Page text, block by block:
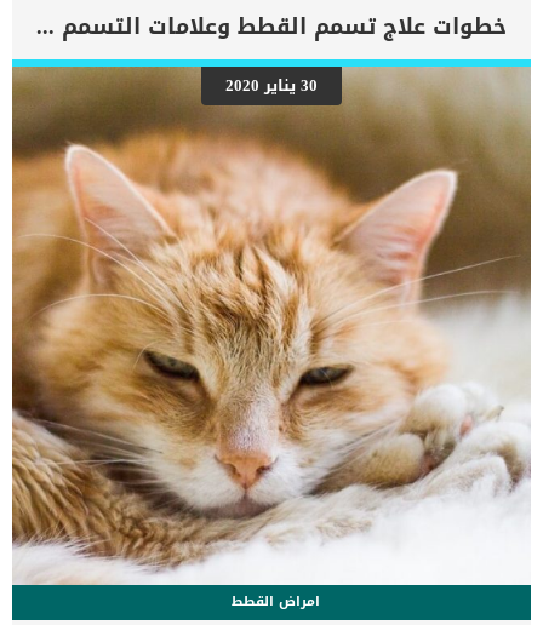
المثانة عند القطط ” الاعراض والعلاج” كما ان هذه الحالة اذا تركت بدون
علاج تتحول الى شديدة الخطورة وإذا أصبح الالتهاب شديدًا بدرجة كافية ،
فقد يتسبب في انسداد المسالك البولية. اعراض وعلامات التهاب المثانة
مجهول السبب عند القطط صعوبة التبول كثرة التبول التبول بكميات
صغيرة بشكل متكرر دم في البول التبول خارج الصندوقاللعق المفرط في
منطقة الأعضاء التناسلية البكاء والمواء أثناء التبول نقص الطاقة قلة
الشهية القيء الإسهال الانعزال كما ذكرنا ان هذه المشكلة الصحية ليس
لها سبب يمكن للطبيب البيطرى ان يعود اليه ليعالجه, اذا كيف يتم
التشخيص فى وجه نظرك ؟ اقرا ايضا: جراحة المثانة عند […]
خطوات علاج تسمم القطط وعلامات التسمم بالتفصيل
30 يناير 2020
امراض القطط